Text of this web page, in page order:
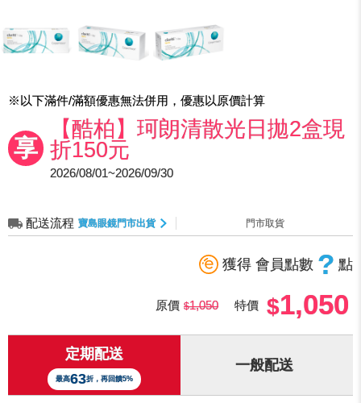
※以下滿件/滿額優惠無法併用，優惠以原價計算
享
【酷柏】珂朗清散光日拋2盒現
折150元
2026/08/01~2026/09/30
配送流程 寶島眼鏡門市出貨 門市取貨
獲得 會員點數 ? 點
原價 1,050 特價 1,050
定期配送
最高63折，再回饋5%
一般配送